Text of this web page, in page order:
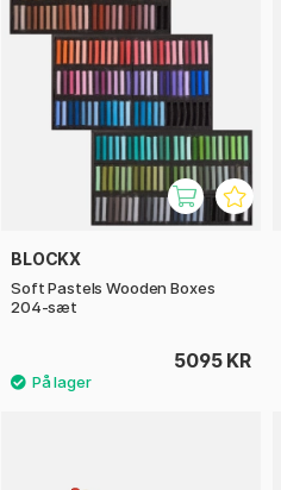
BLOCKX
Soft Pastels Wooden Boxes
204-sæt
5095 KR